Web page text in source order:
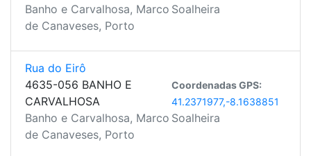
Banho e Carvalhosa, Marco
de Canaveses, Porto
Soalheira
Rua do Eirô
4635-056 BANHO E
CARVALHOSA
Banho e Carvalhosa, Marco
de Canaveses, Porto
Coordenadas GPS:
41.2371977,-8.1638851
Soalheira